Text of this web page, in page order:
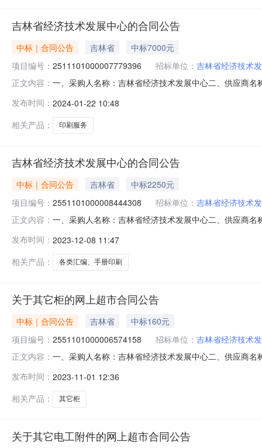
吉林省经济技术发展中心的合同公告
中标｜合同公告 吉林省
中标7000元
项目编号： 2511101000007779396 招标单位： 吉林省经济技术
正文内容： 一、采购人名称：吉林省经济技术发展中心二、供应商
汇编、详见附件本1.070007000服务要求或标的基本概
180044
发布时间： 2024-01-22 10:48
相关产品：
印刷服务
吉林省经济技术发展中心的合同公告
中标｜合同公告 吉林省
中标2250元
项目编号： 2551101000008444308 招标单位： 吉林省经济技术
正文内容： 一、采购人名称：吉林省经济技术发展中心二、供应商
要求或标的基本概况：七、其它事项：详见附件中的合
发布时间： 2023-12-08 11:47
相关产品：
各类汇编、手册印刷
关于其它柜的网上超市合同公告
中标｜合同公告 吉林省
中标160元
项目编号： 2551101000006574158 招标单位： 吉林省经济技术
正文内容： 一、采购人名称：吉林省经济技术发展中心二、供应商
的基本概况：七、其它事项：无八、联系方式1、采购人
发布时间： 2023-11-01 12:36
相关产品：
其它柜
关于其它电工附件的网上超市合同公告